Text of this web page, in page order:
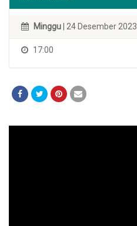
Minggu | 24 Desember 2023
17:00